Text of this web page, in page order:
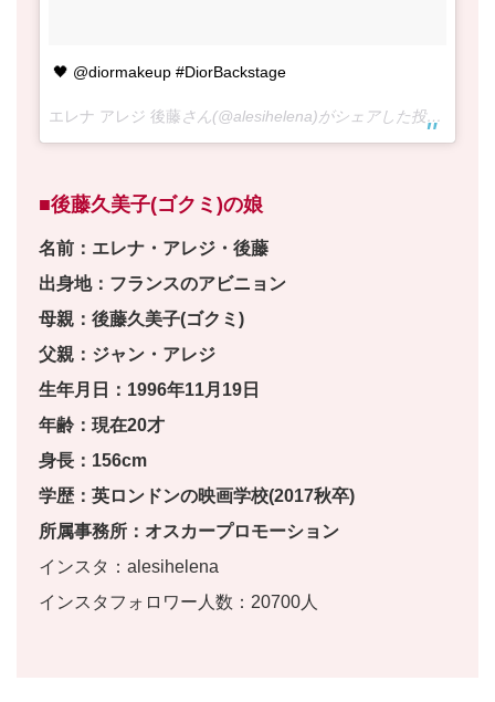
🖤 @diormakeup #DiorBackstage
エレナ アレジ 後藤さん(@alesihelena)がシェアした投稿 –
■後藤久美子(ゴクミ)の娘
名前：エレナ・アレジ・後藤
出身地：フランスのアビニョン
母親：後藤久美子(ゴクミ)
父親：ジャン・アレジ
生年月日：1996年11月19日
年齢：現在20才
身長：156cm
学歴：英ロンドンの映画学校(2017秋卒)
所属事務所：オスカープロモーション
インスタ：alesihelena
インスタフォロワー人数：20700人